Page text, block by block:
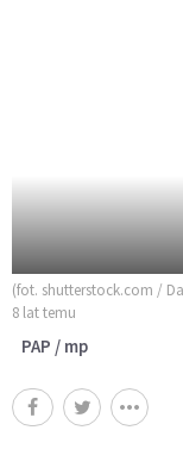
(fot. shutterstock.com /
8 lat temu
PAP / mp